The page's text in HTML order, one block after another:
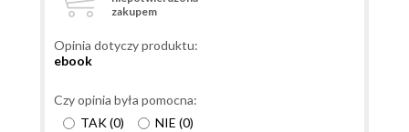
zakupem
Opinia dotyczy produktu:
ebook
Czy opinia była pomocna:
TAK(0) NIE (0)